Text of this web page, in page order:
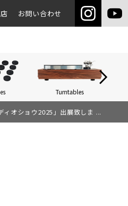
お問い合わせ
Turntables
オショウ2025」出展致しま ...